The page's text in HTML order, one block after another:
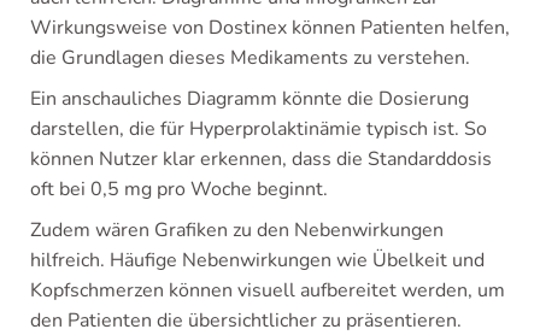
Wirkungsweise von Dostinex können Patienten helfen,
die Grundlagen dieses Medikaments zu verstehen.
Ein anschauliches Diagramm könnte die Dosierung
darstellen, die für Hyperprolaktinämie typisch ist. So
können Nutzer klar erkennen, dass die Standarddosis
oft bei 0,5 mg pro Woche beginnt.
Zudem wären Grafiken zu den Nebenwirkungen
hilfreich. Häufige Nebenwirkungen wie Übelkeit und
Kopfschmerzen können visuell aufbereitet werden, um
den Patienten die übersichtlicher zu präsentieren.